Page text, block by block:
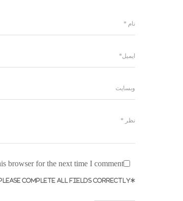
browser for the next time I comment.
*PLEASE COMPLETE ALL FIELDS CORRECTLY